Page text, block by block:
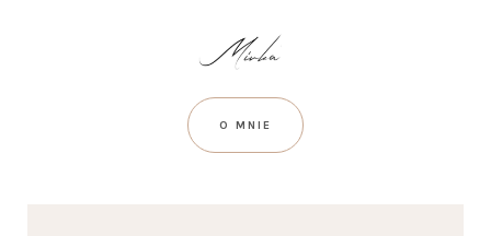
O MNIE